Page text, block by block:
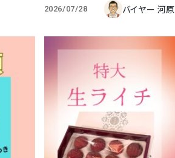
2026/07/28 バイヤー 河原